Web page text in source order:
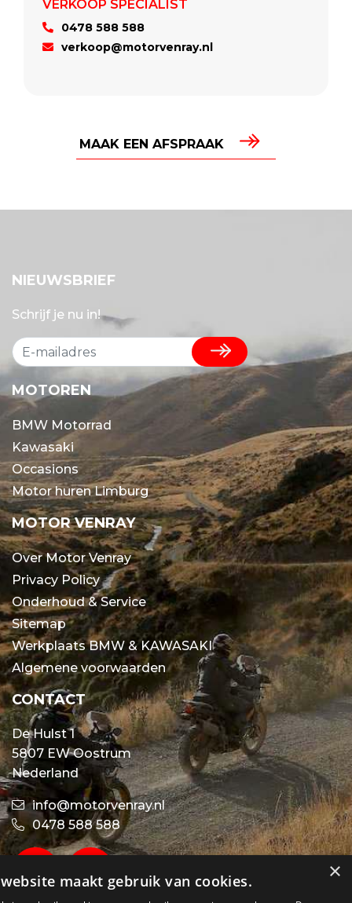
0478 588 588
verkoop@motorvenray.nl
MAAK EEN AFSPRAAK
NIEUWSBRIEF
Schrijf je nu in!
MOTOREN
BMW Motorrad
Kawasaki
Occasions
Motor huren Limburg
MOTOR VENRAY
Over Motor Venray
Privacy Policy
Onderhoud & Service
Sitemap
Werkplaats BMW & KAWASAKI
Algemene voorwaarden
CONTACT
De Hulst 1
5807 EW Oostrum
Nederland
info@motorvenray.nl
0478 588 588
×
maakt gebruik van cookies.